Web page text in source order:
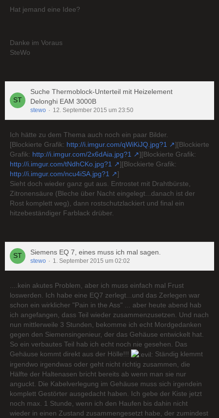
Hat jemand eine Idee?
Danke im Voraus
SteWo
Suche Thermoblock-Unterteil mit Heizelement
Delonghi EAM 3000B
stewo 12. September 2015 um 23:50
Ich hätte zu dem Thema auch noch ein paar Bilder.
[Blockierte Grafik: http://i.imgur.com/qWiKiJQ.jpg?1
][Blockierte
Grafik: http://i.imgur.com/2x6dAia.jpg?1
][Blockierte Grafik:
http://i.imgur.com/tNdhCKo.jpg?1
][Blockierte Grafik:
http://i.imgur.com/ncu4iSA.jpg?1
]
Sieht doch wieder ganz gut aus. Entrostet mit Drahtbürste,
Zitronensäure (Bleche über Nacht eingelegt...danach ist der
Rost komplett weg), dann rostschutzlackiert und final ein
hitzebeständiger Farblack drüber.
Siemens EQ 7, eines muss ich mal sagen.
stewo 1. September 2015 um 02:02
....kein akutes Problem, aber ich muss einfach mal Frust
loswerden. Ich habe eine EQ7 zerlegt...und das Zerlegen war
schon ein wirklicher "Pain in the Ass" ... aber heute abend hab
ich angefangen, dass Teil wieder zusammenzusetzen. Und nach
nun mittlerweile 3 Stunden, bekomme ich echt Mordgedanken
gegen den Siemensingenieur, der das Gehäuse entwickelt hat.
So ein verbautes Teil hab ich echt noch nie gesehen. Das
Gehäuse kommt direkt aus der Hölle!!!
Ständig klemmt
irgendwo irgendwas oder geht nicht richtig zusammen, die
Hälfte der Haltenasen bricht bereits ab wenn man sie nur
anguckt. Die Kabelverlegung im Gehäuse muss sich irgendein
komplett Gestörter ausgedacht haben. Ich gebe der Kiste jetzt
noch max. 1 Stunde, wenn ich den Haufen bis dahin nicht
wieder in einen Zustand zusammengesetzt habe, der zumindest